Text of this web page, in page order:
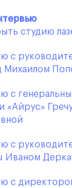
студию
с
Михаилом
с
«Айрус»
с
Иваном
с